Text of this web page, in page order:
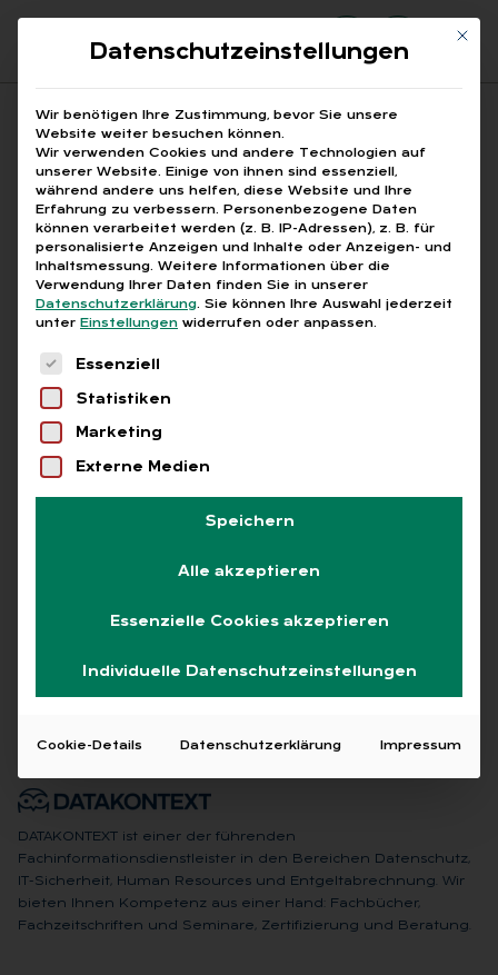
Suchfeld
Suchen
Breadcrumb-Navigation
STARTSEITE BLOCKMODELL
Alle Bei­trä­ge mit dem
Schlag­wort „Block­mo­
dell“
Alle Free Abo L+G +
Keine Beiträge gefunden
DATAKONTEXT ist einer der führenden
Fachinformationsdienstleister in den Bereichen Datenschutz,
IT-Sicherheit, Human Resources und Entgeltabrechnung. Wir
bieten Ihnen Kompetenz aus einer Hand: Fachbücher,
Fachzeitschriften und Seminare, Zertifizierung und Beratung.
Mit
Datenschutzeinstellungen
Wir benötigen Ihre Zustimmung, bevor Sie unsere
Website weiter besuchen können.
Wir verwenden Cookies und andere Technologien auf
unserer Website. Einige von ihnen sind essenziell,
während andere uns helfen, diese Website und Ihre
Erfahrung zu verbessern. Personenbezogene Daten
können verarbeitet werden (z. B. IP-Adressen), z. B. für
personalisierte Anzeigen und Inhalte oder Anzeigen- und
Inhaltsmessung. Weitere Informationen über die
Verwendung Ihrer Daten finden Sie in unserer
Datenschutzerklärung. Sie können Ihre Auswahl jederzeit
unter Einstellungen widerrufen oder anpassen.
Es folgt eine Liste der Service-Gruppen, für
Essenziell
Statistiken
Marketing
Externe Medien
Speichern
Alle akzeptieren
Essenzielle Cookies akzeptieren
Individuelle Datenschutzeinstellungen
Cookie-Details Datenschutzerklärung Impressum